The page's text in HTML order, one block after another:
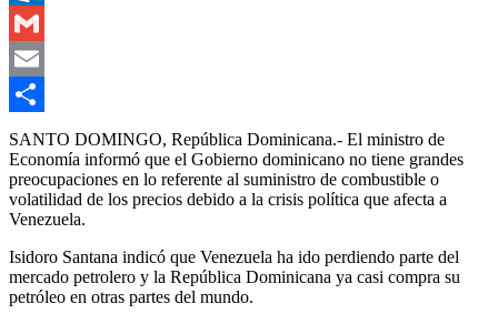
Outlook.com
Gmail
Email
Compartir
SANTO DOMINGO, República Dominicana.- El ministro de
Economía informó que el Gobierno dominicano no tiene grandes
preocupaciones en lo referente al suministro de combustible o
volatilidad de los precios debido a la crisis política que afecta a
Venezuela.
Isidoro Santana indicó que Venezuela ha ido perdiendo parte del
mercado petrolero y la República Dominicana ya casi compra su
petróleo en otras partes del mundo.